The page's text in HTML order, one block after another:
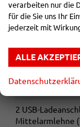
Digitaler
CANTON
8 Lautsprecher
2 USB-
Mittelarmlehne
verarbeiten nur die
für die Sie uns Ihr
jederzeit mit
ALLE